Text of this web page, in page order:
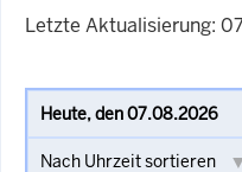
Letzte Aktualisierung: